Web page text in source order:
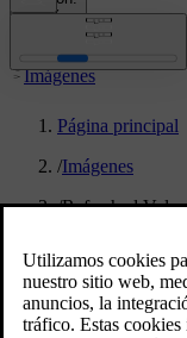
PY
Imágenes
Página principal
/Imágenes
/Refreshed